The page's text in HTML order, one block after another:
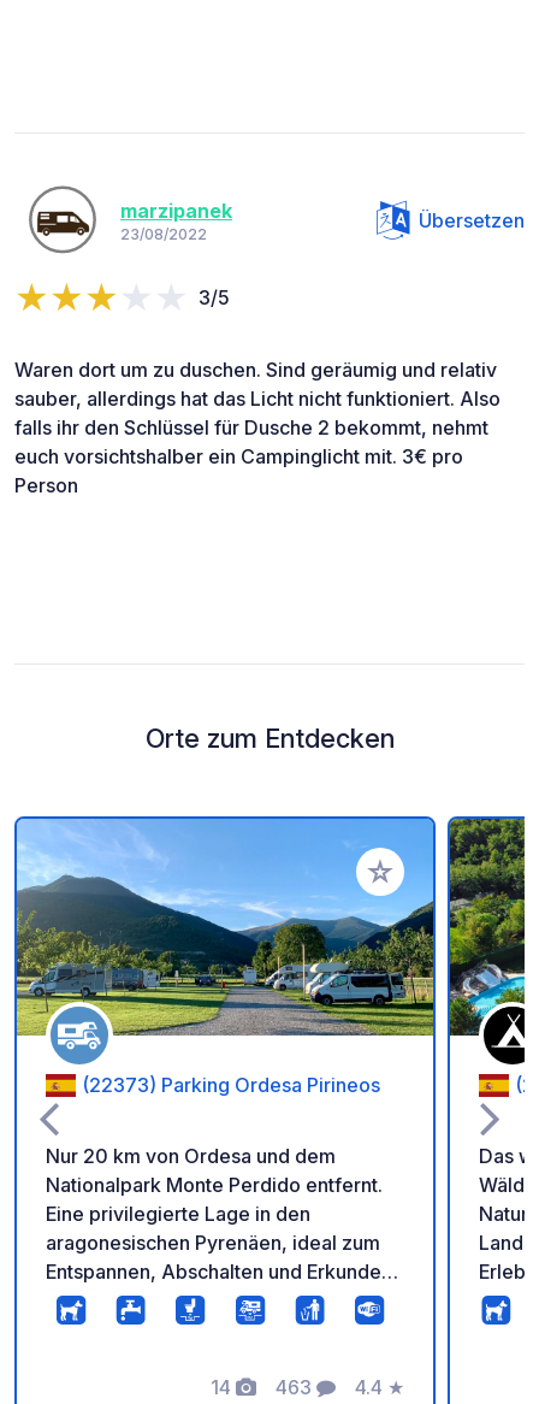
marzipanek
23/08/2022
Übersetzen
3/5
Waren dort um zu duschen. Sind geräumig und relativ
sauber, allerdings hat das Licht nicht funktioniert. Also
falls ihr den Schlüssel für Dusche 2 bekommt, nehmt
euch vorsichtshalber ein Campinglicht mit. 3€ pro
Person
Orte zum Entdecken
Zu Ihren Favoriten
(22373) Parking Ordesa Pirineos
Nur 20 km von Ordesa und dem
Nationalpark Monte Perdido entfernt.
Eine privilegierte Lage in den
aragonesischen Pyrenäen, ideal zum
Entspannen, Abschalten und Erkunden
abseits der Massen. • 40 geräumige,
ebene Rasenparkplätze • Trinkwasser,
WLAN • Eingezäunter Parkplatz mit 24-
14 463 4.4 ★
Das
etwa